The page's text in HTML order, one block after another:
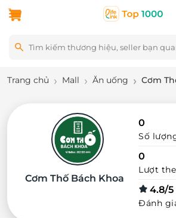
Trang chủ Mall Ăn uống Cơm
Cơm Thố Bách Khoa
0
Số
0
Lượt
4.8/5
Đánh